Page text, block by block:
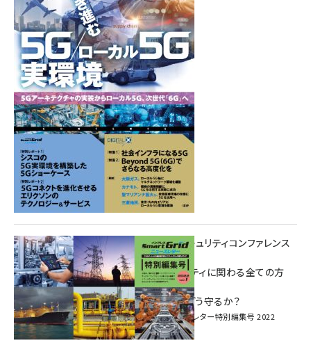
Summer
重要インフラサイバーセキュリティコンファレンス
特別電子版！
― 産業サイバーセキュリティに関わる全ての方
へ！ ―
加速するDX、OT/IoTをどう守るか？
インプレス SmartGridニューズレター特別編集号 2022
Vol.1